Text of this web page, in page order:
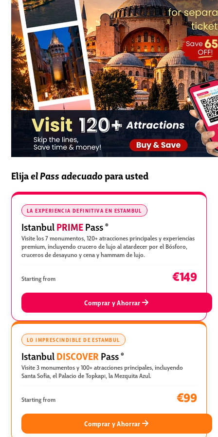
Elijael Pass adecuadopara usted
LA EXPERIENCIA DEFINITIVA EN ESTAMBUL
IstanbulPRIMEPass ®
Visite los 7 monumentos, 120+ atracciones principales y experiencias
premium, incluyendo crucero de lujo al atardecer por el Bósforo,
cruceros de desayuno y cena y hammam de lujo.
Starting from €149
Comprar y Ahorrar
LO IMPRESCINDIBLE DE ESTAMBUL
IstanbulDISCOVER Pass ®
Visite 3 monumentos y 100+ atracciones principales, incluyendo
Santa Sofía, el Palacio de Topkapı, la Mezquita Azul.
Starting from €99
Comprar y Ahorrar